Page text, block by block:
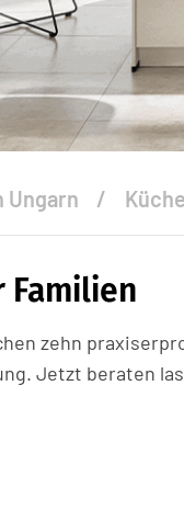
Ungarn
Familien
zehn
Jetzt beraten